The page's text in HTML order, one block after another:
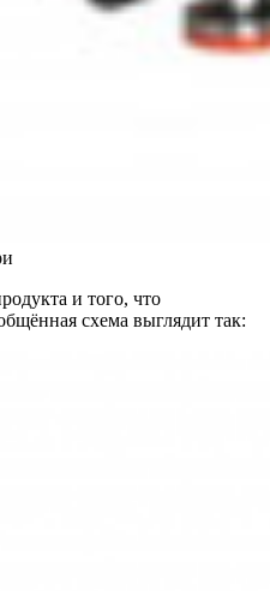
и того, что
схема выглядит так: